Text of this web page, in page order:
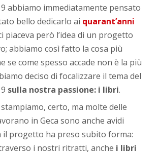
abbiamo immediatamente pensato
bello dedicarlo ai quarant’anni
piaceva però l’idea di un progetto
abbiamo così fatto la cosa più
se come spesso accade non è la più
deciso di focalizzare il tema del
sulla nostra passione: i libri.
certo, ma molte delle
in Geca sono anche avidi
il progetto ha preso subito forma:
i nostri ritratti, anche i libri